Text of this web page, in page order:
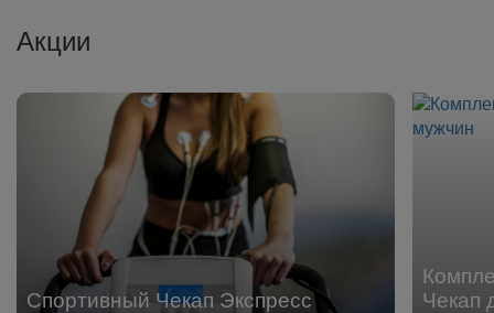
Акции
Спортивный Чекап Экспресс
Чекап